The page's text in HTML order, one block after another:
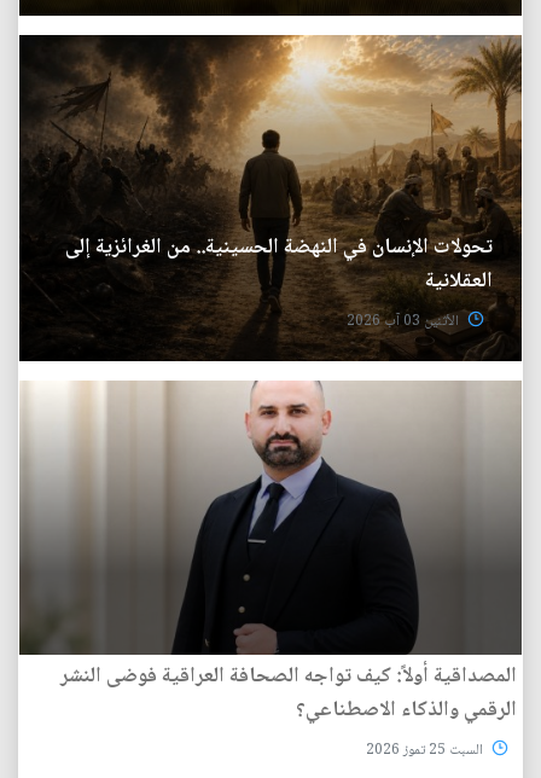
تحولات الإنسان في النهضة الحسينية.. من الغرائزية إلى
العقلانية
الأثنين 03 آب 2026
المصداقية أولاً: كيف تواجه الصحافة العراقية فوضى النشر
الرقمي والذكاء الاصطناعي؟
السبت 25 تموز 2026